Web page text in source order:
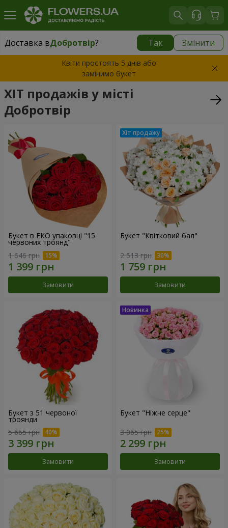
Доставка вДобротвір? Так Змінити
Доставка вДобротвір|
Квіти простоять 5 днів або
замінимо букет
ХІТ продажів у місті
Добротвір
Букет в ЕКО упаковці "15
червоних троянд"
1 646 грн
Замовити
Букет "Квітковий бал"
2 513 грн
Замовити
Букет з 51 червоної
троянди
5 665 грн
Замовити
Букет "Ніжне серце"
3 065 грн
Замовити